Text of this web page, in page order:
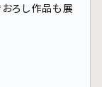
ろし作品も展